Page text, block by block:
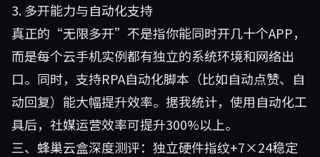
3. 多开能力与自动化支持
真正的“无限多开”不是指你能同时开几十个APP，
而是每个云手机实例都有独立的系统环境和网络出
口。同时，支持RPA自动化脚本（比如自动点赞、自
动回复）能大幅提升效率。据我统计，使用自动化工
具后，社媒运营效率可提升300%以上。
三、蜂巢云盒深度测评：独立硬件指纹+7×24稳定